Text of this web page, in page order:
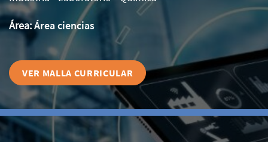
Área:Área ciencias
VER MALLA CURRICULAR